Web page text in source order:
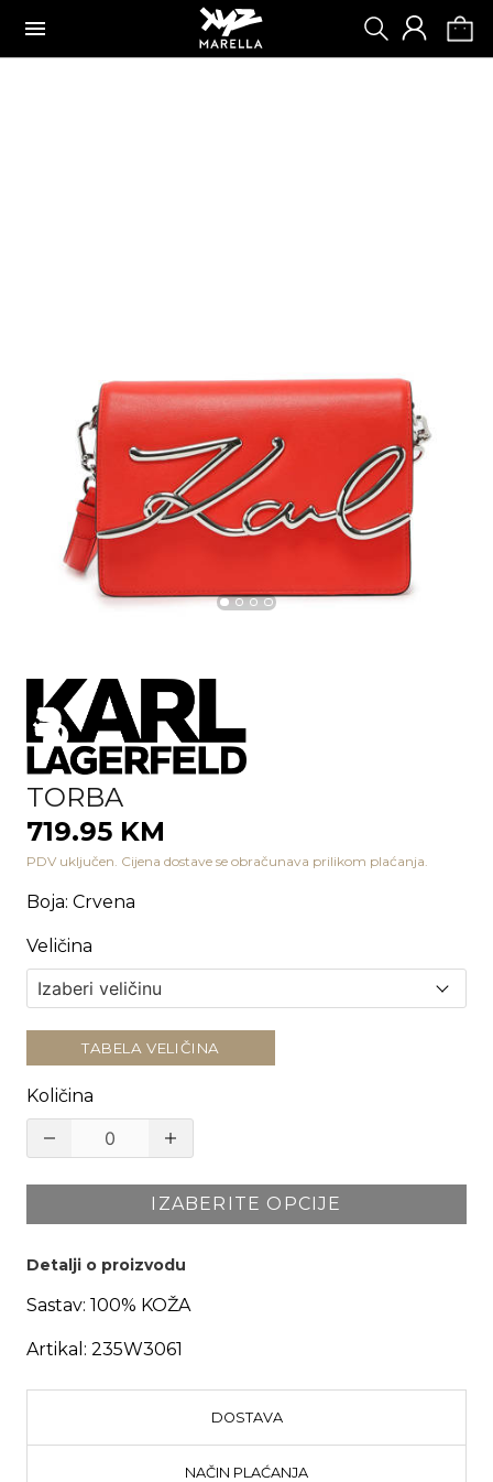
TORBA
719.95 KM
PDV uključen. Cijena dostave se obračunava prilikom plaćanja.
Boja: Crvena
Veličina
TABELA VELIČINA
Količina
IZABERITE OPCIJE
Detalji o proizvodu
Sastav: 100% KOŽA
Artikal: 235W3061
DOSTAVA
NAČIN PLAĆANJA